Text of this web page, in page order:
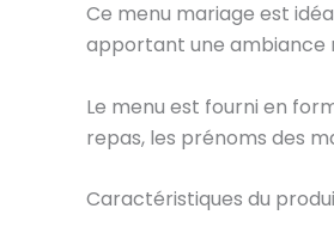
Ce menu mariage est
apportant une ambiance
Le menu est fourni en
repas, les prénoms des
Caractéristiques du